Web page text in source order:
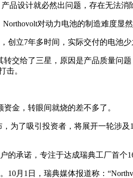
品设计就必然出问题，存在无法
对动力电池的制造难度显然
创立7年多时间，实际交付的电池
交给了三星，原因是产品质量
击。
金，转眼间就烧的差不多了。
为了吸引投资者，将展开一轮涉
承诺，专注于达成瑞典工厂首个
10月1日，瑞典媒体报道称：